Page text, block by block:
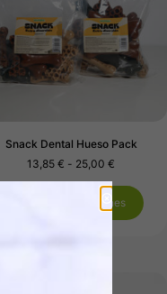
Snack Dental Hueso Pack
13,85 € - 25,00 €
Seleccionar opciones